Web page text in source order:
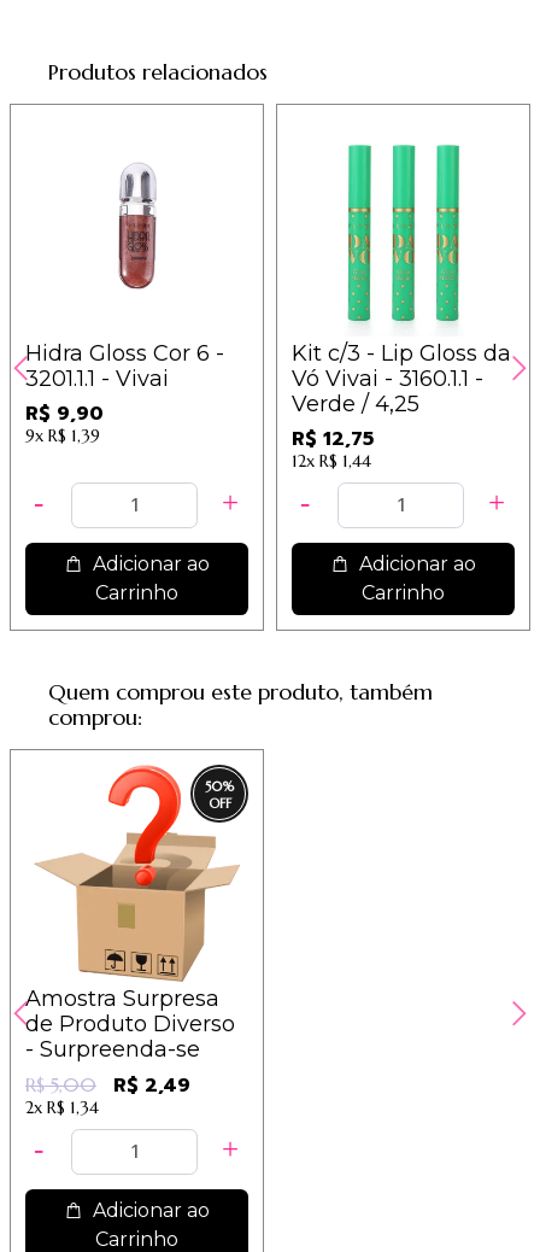
Produtos relacionados
Hidra Gloss Cor 6 -
3201.1.1 - Vivai
R$ 9,90
9x R$ 1,39
Adicionar ao
Carrinho
Kit c/3 - Lip Gloss da
Vó Vivai - 3160.1.1 -
Verde / 4,25
R$ 12,75
12x R$ 1,44
Adicionar ao
Carrinho
Quem comprou este produto, também
comprou:
50%
Amostra Surpresa
de Produto Diverso
- Surpreenda-se
R$ 5,00 R$ 2,49
2x R$ 1,34
Adicionar ao
Carrinho